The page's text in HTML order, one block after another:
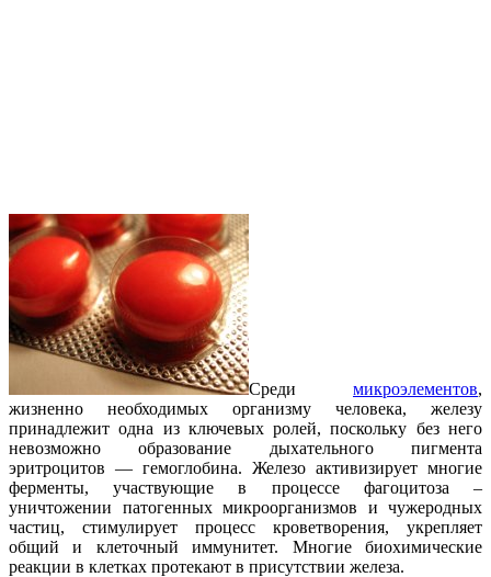
Среди микроэлементов,
жизненно необходимых организму человека, железу
принадлежит одна из ключевых ролей, поскольку без него
невозможно образование дыхательного пигмента
эритроцитов — гемоглобина. Железо активизирует многие
ферменты, участвующие в процессе фагоцитоза –
уничтожении патогенных микроорганизмов и чужеродных
частиц, стимулирует процесс кроветворения, укрепляет
общий и клеточный иммунитет. Многие биохимические
реакции в клетках протекают в присутствии железа.